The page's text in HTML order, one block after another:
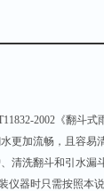
2002《翻斗式
更加流畅，且容易
清洗翻斗和引水漏
器时只需按照本